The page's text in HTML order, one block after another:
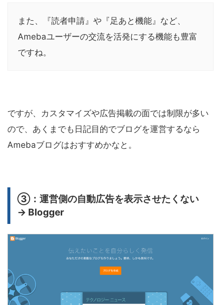
また、『読者申請』や『足あと機能』など、
Amebaユーザーの交流を活発にする機能も豊富
ですね。
ですが、カスタマイズや広告掲載の面では制限が多い
ので、あくまでも日記目的でブログを運営するなら
Amebaブログはおすすめかなと。
③：運営側の自動広告を表示させたくない
→ Blogger